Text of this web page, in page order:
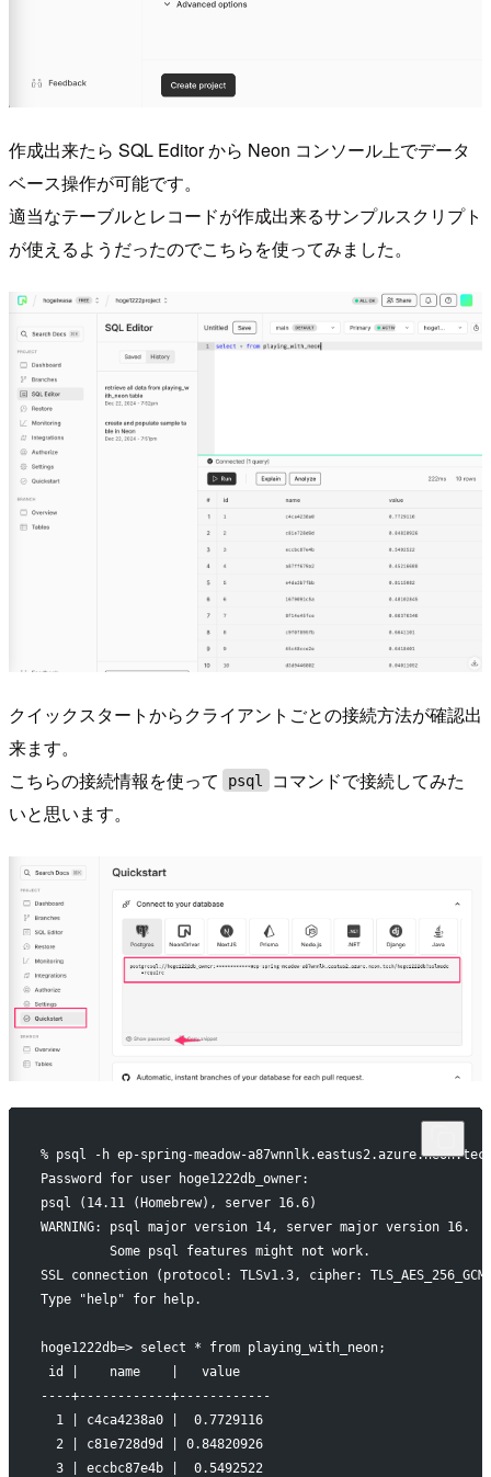
作成出来たら SQL Editor から Neon コンソール上でデータ
ベース操作が可能です。
適当なテーブルとレコードが作成出来るサンプルスクリプト
が使えるようだったのでこちらを使ってみました。
クイックスタートからクライアントごとの接続方法が確認出
来ます。
こちらの接続情報を使って
psql
コマンドで接続してみた
いと思います。
% psql -h ep-spring-meadow-
Password for user hoge1222db_owner:
psql (14.11 (Homebrew), server 16.6)
WARNING: psql major version 14, server major version 16.
         Some psql features might not work.
SSL connection (protocol: TLSv1.3, cipher:
Type "help" for help.
hoge1222db=> select * from playing_with_neon;
id |    name    |   value
----+------------+------------
  1 | c4ca4238a0 |  0.7729116
  2 | c81e728d9d | 0.84820926
  3 | eccbc87e4b |  0.5492522